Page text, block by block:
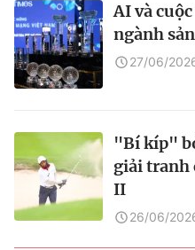
AI và
ngành
27/06/
"Bí kíp"
giải tranh
II
26/06/